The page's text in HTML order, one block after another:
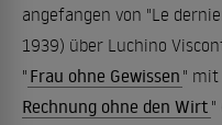
angefangen von "Le
1939) über Luchino
" Frau ohne Gewissen " mit
Rechnung ohne den Wirt "